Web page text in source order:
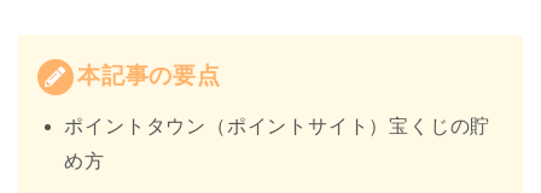
本記事の要点
ポイントタウン（ポイントサイト）宝くじの貯
め方